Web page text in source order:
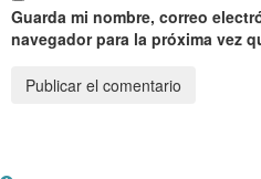
Guarda mi nombre, correo
navegador para la próxima vez